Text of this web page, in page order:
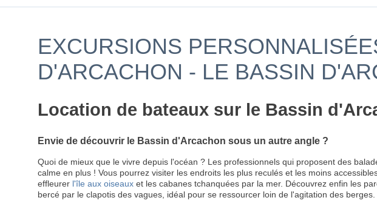
EXCURSIONS
D'ARCACHON - LE BASSIN
Location de bateaux sur le Bassin
Envie de découvrir le Bassin d'Arcachon sous un autre angle ?
Quoi de mieux que le vivre depuis l'océan ? Les professionnels qui proposent des
calme en plus ! Vous pourrez visiter les endroits les plus reculés et les moins
effleurer l'île aux oiseaux et les cabanes tchanquées par la mer. Découvrez enfin les
bercé par le clapotis des vagues, idéal pour se ressourcer loin de l'agitation des berges.